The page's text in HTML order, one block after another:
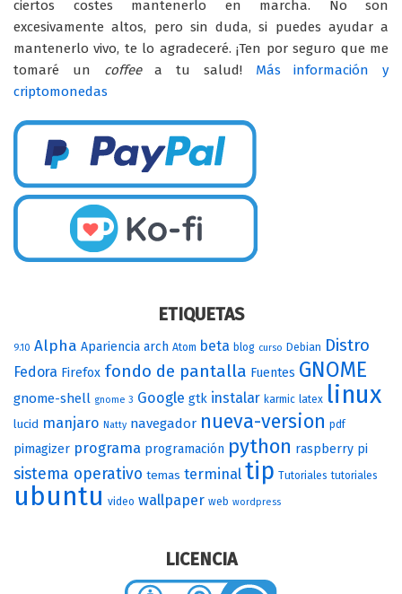
ciertos costes mantenerlo en marcha. No son
excesivamente altos, pero sin duda, si puedes ayudar a
mantenerlo vivo, te lo agradeceré. ¡Ten por seguro que me
tomaré un coffeea tu salud! Más información y
criptomonedas
ETIQUETAS
9.10 Alpha Apariencia arch Atom beta blog curso Debian Distro
Fedora Firefox fondo de pantalla Fuentes GNOME
gnome-shell gnome 3 Google gtk instalar karmic latex linux
lucid manjaro Natty navegador nueva-version pdf
pimagizer programa programación python raspberry pi
sistema operativo temas terminal tip Tutoriales tutoriales
ubuntu video wallpaper web wordpress
LICENCIA